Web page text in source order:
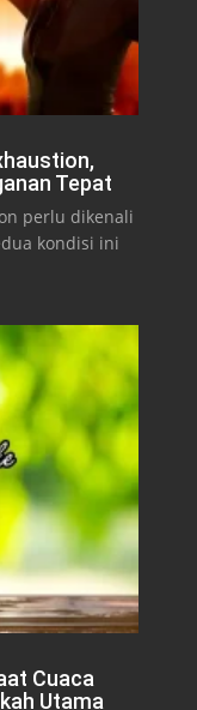
Tepat
perlu dikenali
kondisi ini
Cuaca
Utama